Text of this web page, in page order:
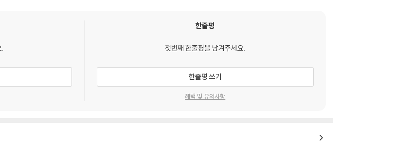
한줄평
첫번째 한줄평을 남겨주세요.
한줄평 쓰기
혜택 및 유의사항